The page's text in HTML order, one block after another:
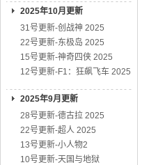
2025年10月更新
31号更新-创战神 2025
22号更新-东极岛 2025
15号更新-神奇四侠 2025
12号更新-F1：狂飙飞车 2025
2025年9月更新
28号更新-德古拉 2025
22号更新-超人 2025
13号更新-小人物2
10号更新-天国与地狱